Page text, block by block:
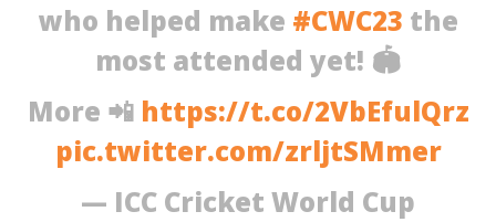
who helped make #CWC23 the
most attended yet! 🏟
More 📲 https://t.co/2VbEfulQrz
pic.twitter.com/zrljtSMmer
— ICC Cricket World Cup